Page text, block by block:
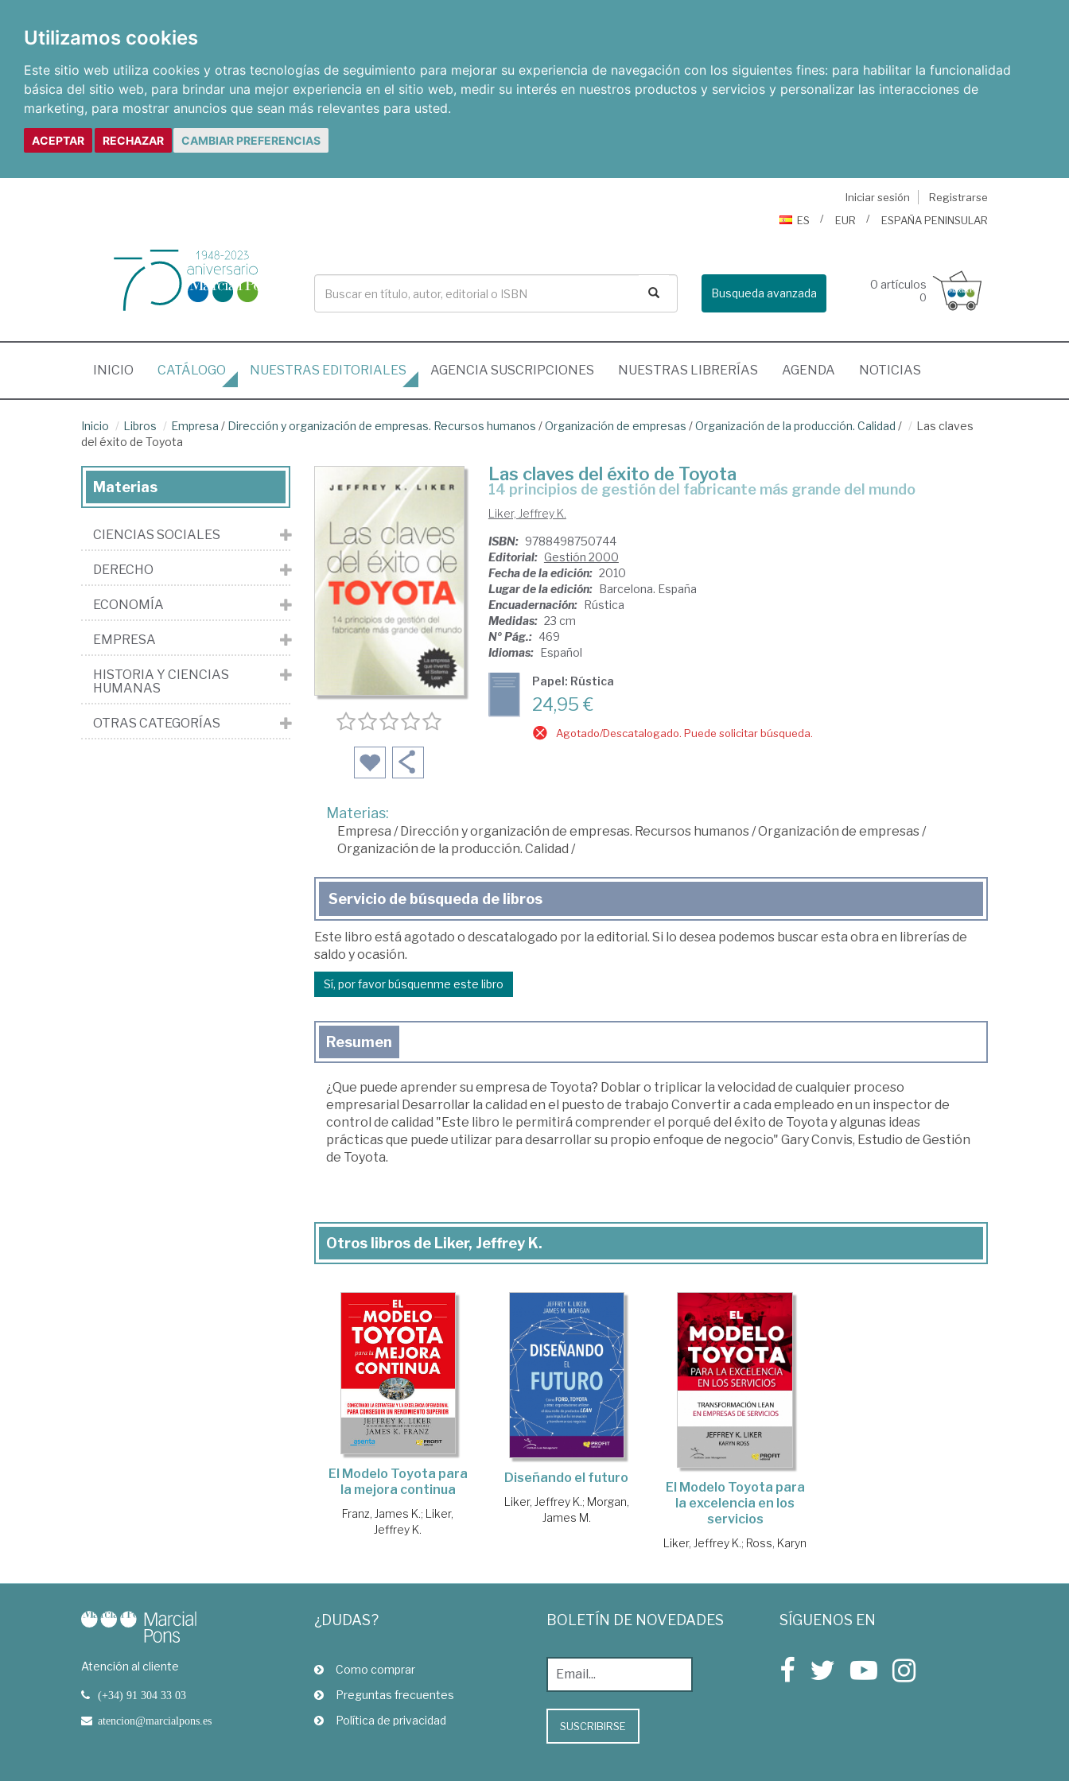
Utilizamos cookies
Este sitio web utiliza cookies y otras tecnologías de seguimiento para mejorar su experiencia de navegación con los siguientes fines: para habilitar la funcionalidad
básica del sitio web, para brindar una mejor experiencia en el sitio web, medir su interés en nuestros productos y servicios y personalizar las interacciones de
marketing, para mostrar anuncios que sean más relevantes para usted.
ACEPTAR RECHAZAR CAMBIAR PREFERENCIAS
Iniciar sesión
Registrarse
ES
EUR ESPAÑA PENINSULAR
Busqueda avanzada
0 artículos
0
INICIO (CURRENT)
CATÁLOGO NUESTRAS EDITORIALES AGENCIA SUSCRIPCIONES NUESTRAS LIBRERÍAS AGENDA NOTICIAS
Inicio Libros Empresa / Dirección y organización de empresas. Recursos humanos /Organización de empresas /Organización de la producción. Calidad /
Las claves
del éxito de Toyota
Las claves del éxito de Toyota
14 principios de gestión del fabricante más grande del mundo
Liker, Jeffrey K.
ISBN: 9788498750744
Editorial: Gestión 2000
Fecha de la edición: 2010
Lugar de la edición: Barcelona. España
Encuadernación: Rústica
Medidas: 23 cm
Nº Pág.: 469
Idiomas: Español
Papel: Rústica
24,95 €
Agotado/Descatalogado. Puede solicitar búsqueda.
Materias:
Empresa / Dirección y organización de empresas. Recursos humanos/Organización de empresas/
Organización de la producción. Calidad /
Servicio de búsqueda de libros
Este libro está agotado o descatalogado por la editorial. Si lo desea podemos buscar esta obra en librerías de
saldo y ocasión.
Sí, por favor búsquenme este libro
Resumen
¿Que puede aprender su empresa de Toyota? Doblar o triplicar la velocidad de cualquier proceso
empresarial Desarrollar la calidad en el puesto de trabajo Convertir a cada empleado en un inspector de
control de calidad "Este libro le permitirá comprender el porqué del éxito de Toyota y algunas ideas
prácticas que puede utilizar para desarrollar su propio enfoque de negocio" Gary Convis, Estudio de Gestión
de Toyota.
Otros libros de Liker, Jeffrey K.
El Modelo Toyota para
la mejora continua
Franz, James K.; Liker,
Jeffrey K.
Diseñando el futuro
Liker, Jeffrey K.; Morgan,
James M.
El Modelo Toyota para
la excelencia en los
servicios
Liker, Jeffrey K.; Ross, Karyn
Materias
CIENCIAS SOCIALES
DERECHO
ECONOMÍA
EMPRESA
HISTORIA Y CIENCIAS
HUMANAS
OTRAS CATEGORÍAS
Atención al cliente
(+34) 91 304 33 03
atencion@marcialpons.es
¿DUDAS?
Como comprar
Preguntas frecuentes
Política de privacidad
BOLETÍN DE NOVEDADES
SUSCRIBIRSE
SÍGUENOS EN